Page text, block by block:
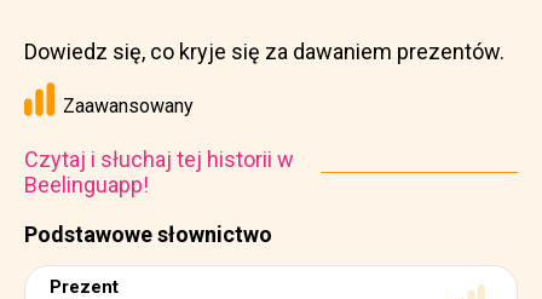
Podstawowe słownictwo
Prezent
Dowiedz się, co kryje się za dawaniem prezentów.
Zaawansowany
Czytaj i słuchaj tej historii w
Beelinguapp!